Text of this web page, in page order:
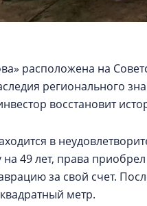
расположена на
регионального
восстановит
в
на 49 лет, права
за свой счет.
метр.